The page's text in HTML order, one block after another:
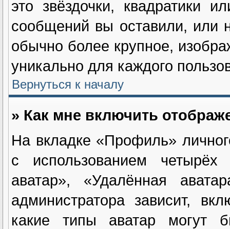
это звёздочки, квадратики
сообщений вы оставили, или
обычно более крупное,
уникально для каждого
Вернуться к началу
» Как мне включить
На вкладке «Профиль»
с использованием четырёх
аватар», «Удалённая
администратора зависит,
какие типы аватар могут